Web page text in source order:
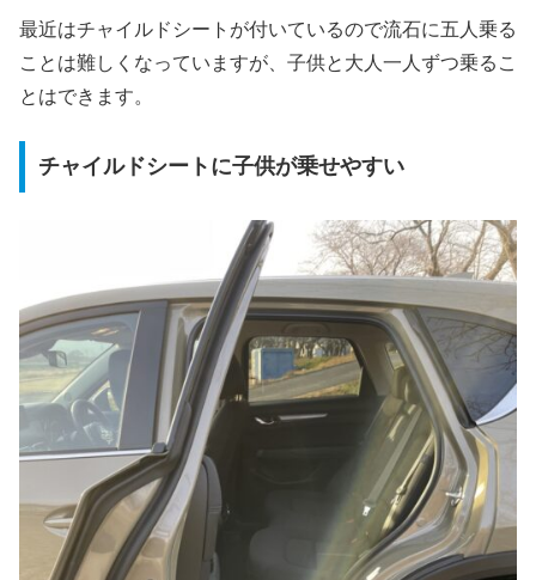
最近はチャイルドシートが付いているので流石に五人乗る
ことは難しくなっていますが、子供と大人一人ずつ乗るこ
とはできます。
チャイルドシートに子供が乗せやすい